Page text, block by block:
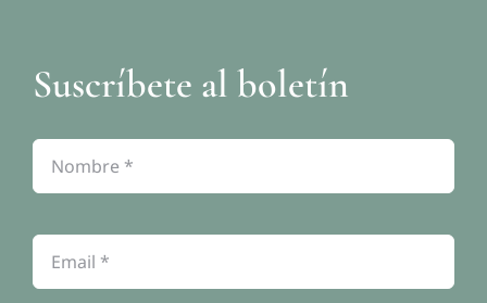
Política de privacidad
Política de cookies
Contacto
Suscríbete al boletín